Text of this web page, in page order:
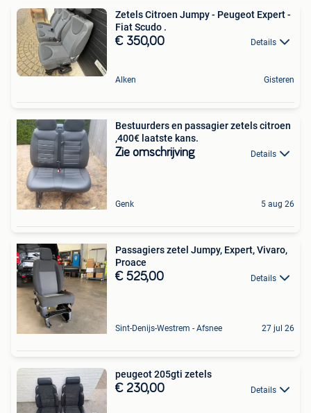
Zetels Citroen Jumpy - Peugeot Expert -
Fiat Scudo .
€ 350,00 Details
Alken Gisteren
Bestuurders en passagier zetels citroen
,400€ laatste kans.
Zie omschrijving Details
Genk 5 aug 26
Passagiers zetel Jumpy, Expert, Vivaro,
Proace
€ 525,00 Details
Sint-Denijs-Westrem - Afsnee 27 jul 26
peugeot 205gti zetels
€ 230,00 Details